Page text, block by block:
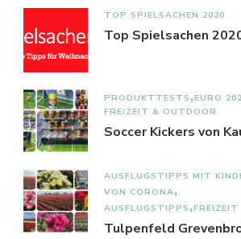
TOP SPIELSACHEN 2020
Top Spielsachen
PRODUKTTESTS EURO
FREIZEIT & OUTDOOR
Soccer Kickers von
AUSFLUGSTIPPS MIT
VON CORONA
AUSFLUGSTIPPS FREIZEIT
Tulpenfeld